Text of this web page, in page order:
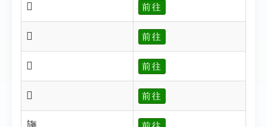
𣃢 前往
𣃦 前往
𣃧 前往
𣃨 前往